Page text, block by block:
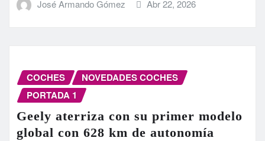
José Armando Gómez Abr 22, 2026
COCHES
NOVEDADES COCHES
PORTADA 1
Geely aterriza con su primer modelo
global con 628 km de autonomía